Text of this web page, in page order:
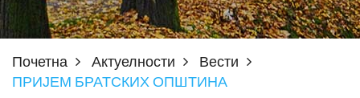
Почетна Актуелности
Вести
ПРИЈЕМ БРАТСКИХ ОПШТИНА